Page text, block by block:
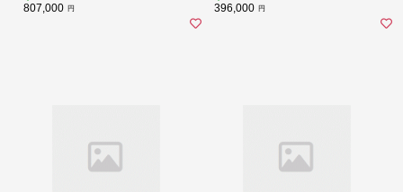
807,000 円 396,000 円